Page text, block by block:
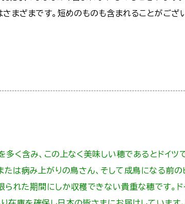
まざまです。短めのものも含まれることがござい
く含み、この上なく美味しい穂であるとドイツ
たは病み上がりの鳥さん、そして成鳥になる前の
れた期間にしか収穫できない貴重な穂です。ド